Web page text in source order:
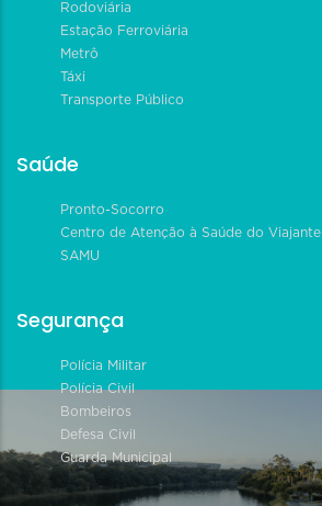
Rodoviária
Estação Ferroviária
Metrô
Táxi
Transporte Público
Saúde
Pronto-Socorro
Centro de Atenção à Saúde do Viajante
SAMU
Segurança
Polícia Militar
Polícia Civil
Bombeiros
Defesa Civil
Guarda Municipal